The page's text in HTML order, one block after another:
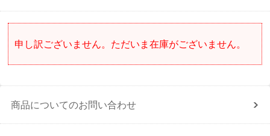
申し訳ございません。ただいま在庫がございません。
商品についてのお問い合わせ